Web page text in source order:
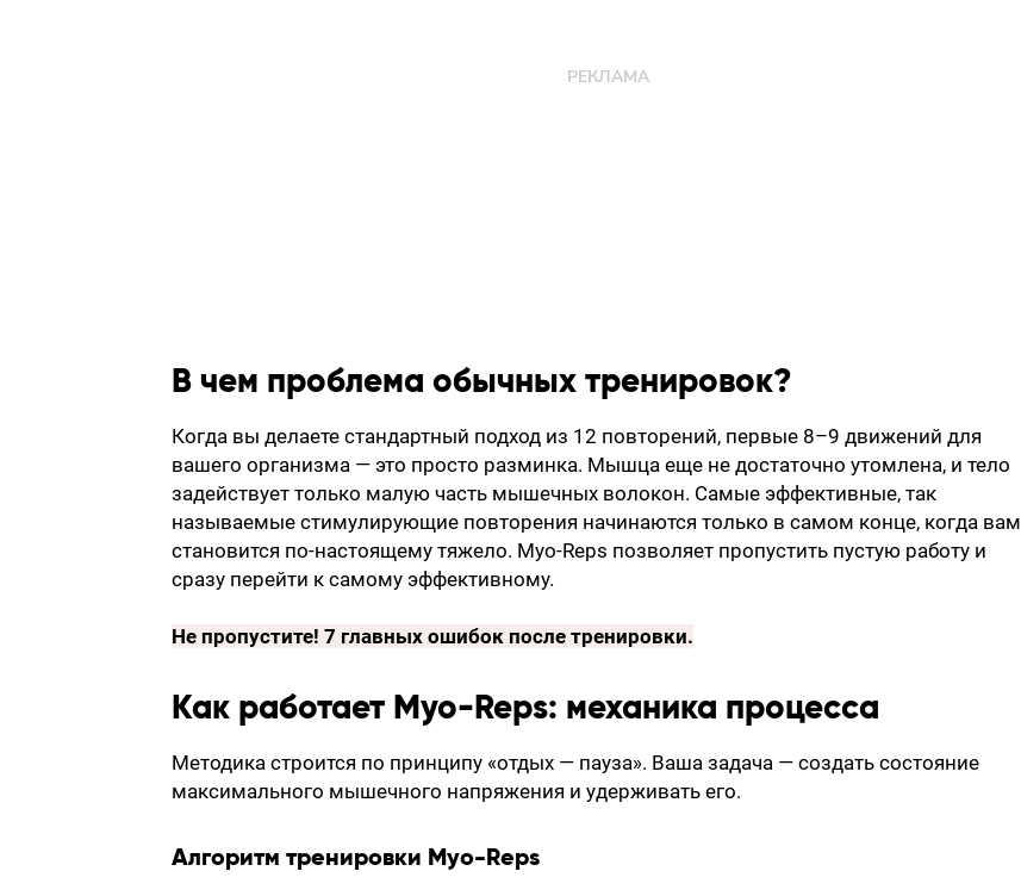
В чем проблема обычных тренировок?
Когда вы делаете стандартный подход из 12 повторений, первые 8–9 движений для
вашего организма — это просто разминка. Мышца еще не достаточно утомлена, и тело
задействует только малую часть мышечных волокон. Самые эффективные, так
называемые стимулирующие повторения начинаются только в самом конце, когда вам
становится по-настоящему тяжело. Myo-Reps позволяет пропустить пустую работу и
сразу перейти к самому эффективному.
Не пропустите! 7 главных ошибок после тренировки.
Как работает Myo-Reps: механика процесса
Методика строится по принципу «отдых — пауза». Ваша задача — создать состояние
максимального мышечного напряжения и удерживать его.
Алгоритм тренировки Myo-Reps